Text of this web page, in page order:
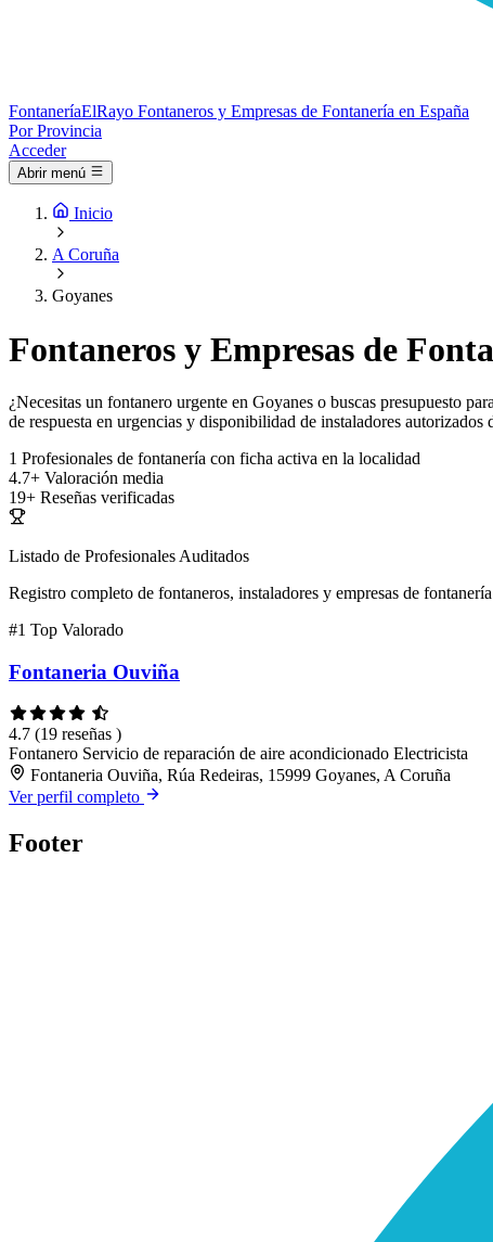
FontaneríaElRayo Fontaneros y Empresas de Fontanería en España
Por Provincia
Acceder
Abrir menú
Inicio
A Coruña
Goyanes
Fontaneros y Empresas de
¿Necesitas un fontanero urgente en Goyanes o buscas presupuesto
de respuesta en urgencias y disponibilidad de instaladores autorizados
1 Profesionales de fontanería con ficha activa en la localidad
4.7+ Valoración media
19+ Reseñas verificadas
Listado de Profesionales Auditados
Registro completo de fontaneros, instaladores y empresas de
#1 Top Valorado
Fontaneria Ouviña
4.7 (19 reseñas )
Fontanero Servicio de reparación de aire acondicionado Electricista
Fontaneria Ouviña, Rúa Redeiras, 15999 Goyanes, A Coruña
Ver perfil completo
Footer